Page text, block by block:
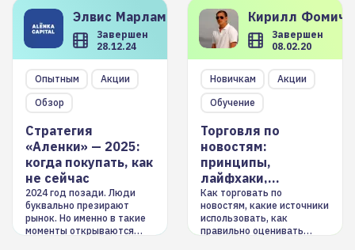
Элвис Марламов
Завершен
28.12.24
Опытным
Акции
Обзор
Стратегия
«Аленки» — 2025:
когда покупать, как
не сейчас
2024 год позади. Люди
буквально презирают
рынок. Но именно в такие
моменты открываются
Кирилл
Завершен
08.02.20
Новичкам
Акции
Обучение
Торговля по
новостям:
принципы,
лайфхаки,
инструменты
Как торговать по
новостям, какие источники
использовать, как
правильно оценивать